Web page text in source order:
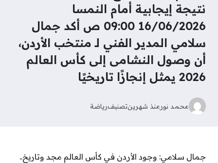
نتيجة إيجابية أمام النمسا
16/06/2026 09:00 ص أكد جمال
سلامي المدير الفني لـ منتخب الأردن،
أن وصول النشامى إلى كأس العالم
2026 يمثل إنجازًا تاريخيًا
محمد نورمنذ شهرينتصنيفرياضة
جمال سلامي: وجود الأردن في كأس العالم مجد وتاريخ..